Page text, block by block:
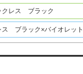
クレス ブラック
ス ブラック×バイオレット